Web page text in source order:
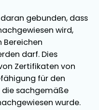
gebunden, dass
wird,
Bereichen
darf. Dies
Zertifikaten von
für den
die sachgemäße
wurde.